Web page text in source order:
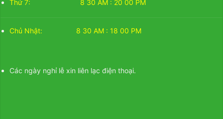
Thứ 7: 8 30 AM : 20 00 PM
Chủ Nhật: 8 30 AM : 18 00 PM
Các ngày nghỉ lễ xin liên lạc điện thoại.